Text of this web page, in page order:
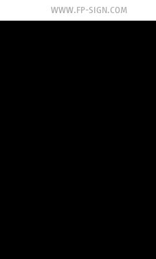
WWW.FP-SIGN.COM